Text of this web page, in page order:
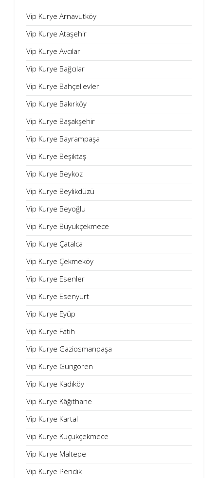
Vip Kurye Arnavutköy
Vip Kurye Ataşehir
Vip Kurye Avcılar
Vip Kurye Bağcılar
Vip Kurye Bahçelievler
Vip Kurye Bakırköy
Vip Kurye Başakşehir
Vip Kurye Bayrampaşa
Vip Kurye Beşiktaş
Vip Kurye Beykoz
Vip Kurye Beylikdüzü
Vip Kurye Beyoğlu
Vip Kurye Büyükçekmece
Vip Kurye Çatalca
Vip Kurye Çekmeköy
Vip Kurye Esenler
Vip Kurye Esenyurt
Vip Kurye Eyüp
Vip Kurye Fatih
Vip Kurye Gaziosmanpaşa
Vip Kurye Güngören
Vip Kurye Kadıköy
Vip Kurye Kâğıthane
Vip Kurye Kartal
Vip Kurye Küçükçekmece
Vip Kurye Maltepe
Vip Kurye Pendik